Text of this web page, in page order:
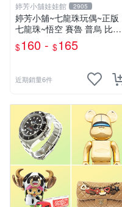
婷芳小舖娃娃館 2905
婷芳小舖~七龍珠玩偶~正版
七龍珠~悟空 賽魯 普烏 比克
克林 特南克斯 娃娃 玩偶~七
龍珠玩偶~生日情人禮
$160 - $165
近期銷量6件